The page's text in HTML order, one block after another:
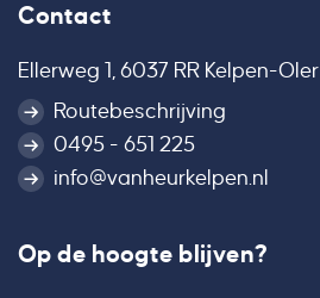
Contact
Ellerweg 1, 6037 RR Kelpen-Oler
Routebeschrijving
0495 - 651 225
info@vanheurkelpen.nl
Op de hoogte blijven?